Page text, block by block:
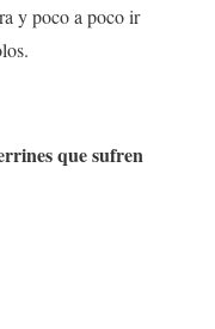
y poco a poco ir
que sufren